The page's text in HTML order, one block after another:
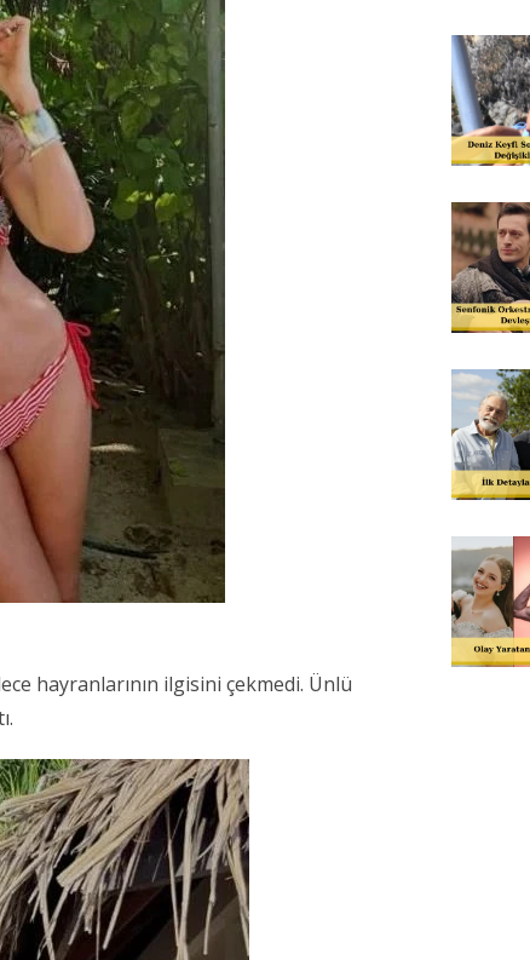
hayranlarının ilgisini çekmedi. Ünlü